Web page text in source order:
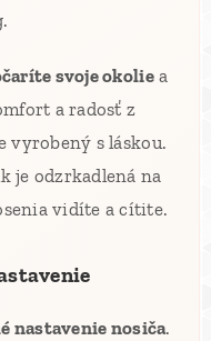
svoje okoliea
a radosť z
vyrobený s láskou.
je odzrkadlená na
vidíte a cítite.
nastavenie nosiča.